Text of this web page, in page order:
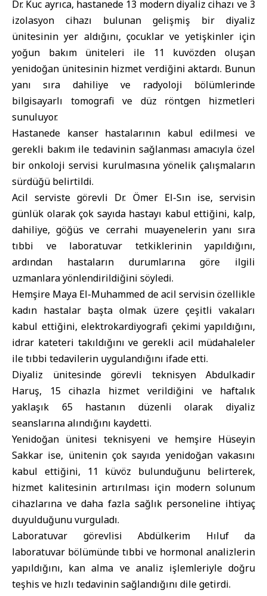
Dr. Kuc ayrıca, hastanede 13 modern diyaliz cihazı ve 3
izolasyon cihazı bulunan gelişmiş bir diyaliz
ünitesinin yer aldığını, çocuklar ve yetişkinler için
yoğun bakım üniteleri ile 11 kuvözden oluşan
yenidoğan ünitesinin hizmet verdiğini aktardı. Bunun
yanı sıra dahiliye ve radyoloji bölümlerinde
bilgisayarlı tomografi ve düz röntgen hizmetleri
sunuluyor.
Hastanede kanser hastalarının kabul edilmesi ve
gerekli bakım ile tedavinin sağlanması amacıyla özel
bir onkoloji servisi kurulmasına yönelik çalışmaların
sürdüğü belirtildi.
Acil serviste görevli Dr. Ömer El-Sın ise, servisin
günlük olarak çok sayıda hastayı kabul ettiğini, kalp,
dahiliye, göğüs ve cerrahi muayenelerin yanı sıra
tıbbi ve laboratuvar tetkiklerinin yapıldığını,
ardından hastaların durumlarına göre ilgili
uzmanlara yönlendirildiğini söyledi.
Hemşire Maya El-Muhammed de acil servisin özellikle
kadın hastalar başta olmak üzere çeşitli vakaları
kabul ettiğini, elektrokardiyografi çekimi yapıldığını,
idrar kateteri takıldığını ve gerekli acil müdahaleler
ile tıbbi tedavilerin uygulandığını ifade etti.
Diyaliz ünitesinde görevli teknisyen Abdulkadir
Haruş, 15 cihazla hizmet verildiğini ve haftalık
yaklaşık 65 hastanın düzenli olarak diyaliz
seanslarına alındığını kaydetti.
Yenidoğan ünitesi teknisyeni ve hemşire Hüseyin
Sakkar ise, ünitenin çok sayıda yenidoğan vakasını
kabul ettiğini, 11 küvöz bulunduğunu belirterek,
hizmet kalitesinin artırılması için modern solunum
cihazlarına ve daha fazla sağlık personeline ihtiyaç
duyulduğunu vurguladı.
Laboratuvar görevlisi Abdülkerim Hıluf da
laboratuvar bölümünde tıbbi ve hormonal analizlerin
yapıldığını, kan alma ve analiz işlemleriyle doğru
teşhis ve hızlı tedavinin sağlandığını dile getirdi.